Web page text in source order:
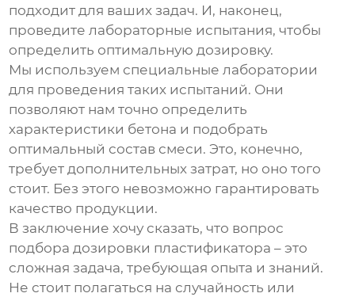
подходит для ваших задач. И, наконец,
проведите лабораторные испытания, чтобы
определить оптимальную дозировку.
Мы используем специальные лаборатории
для проведения таких испытаний. Они
позволяют нам точно определить
характеристики бетона и подобрать
оптимальный состав смеси. Это, конечно,
требует дополнительных затрат, но оно того
стоит. Без этого невозможно гарантировать
качество продукции.
В заключение хочу сказать, что вопрос
подбора дозировки пластификатора – это
сложная задача, требующая опыта и знаний.
Не стоит полагаться на случайность или